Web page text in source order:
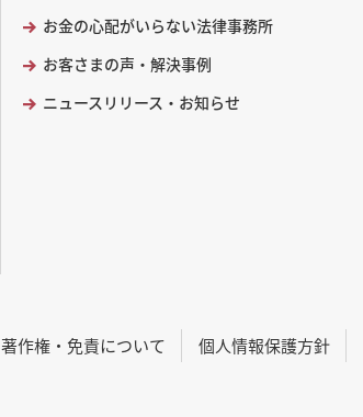
お金の心配がいらない法律事務所
お客さまの声・解決事例
ニュースリリース・お知らせ
著作権・免責について 個人情報保護方針